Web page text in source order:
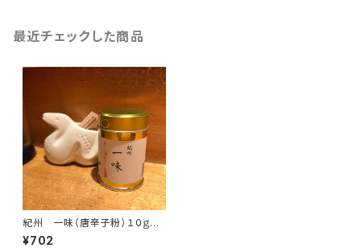
最近チェックした商品
紀州 一味（唐辛子粉）１０ｇ薬
味缶付き
¥702